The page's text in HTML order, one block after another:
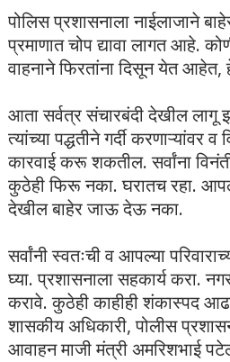
पोलिस प्रशासनाला नाईलाजाने
प्रमाणात चोप द्यावा लागत आहे.
वाहनाने फिरतांना दिसून येत आहेत,
आता सर्वत्र संचारबंदी देखील
त्यांच्या पद्धतीने गर्दी करणाऱ्यांवर
कारवाई करू शकतील. सर्वांना
कुठेही फिरू नका. घरातच रहा.
देखील बाहेर जाऊ देऊ नका.
सर्वांनी स्वतःची व आपल्या
घ्या. प्रशासनाला सहकार्य करा.
करावे. कुठेही काहीही शंकास्पद
शासकीय अधिकारी, पोलीस
आवाहन माजी मंत्री अमरिशभाई